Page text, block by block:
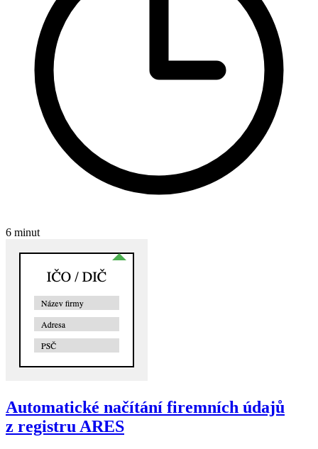
6 minut
Automatické načítání firemních údajů
z registru ARES